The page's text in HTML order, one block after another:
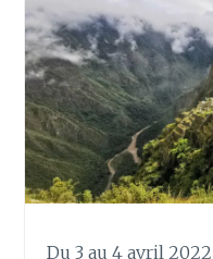
Du 3 au 4 avril